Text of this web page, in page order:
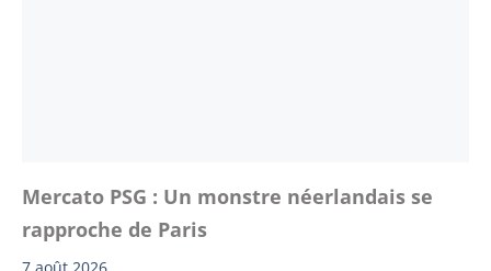
Mercato PSG : Un monstre néerlandais se
rapproche de Paris